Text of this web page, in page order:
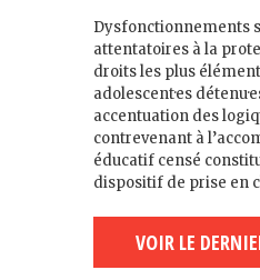
Dysfonctionnements
attentatoires à la
droits les plus
adolescent·es
accentuation des
contrevenant à
éducatif censé
dispositif de prise en
VOIR LE